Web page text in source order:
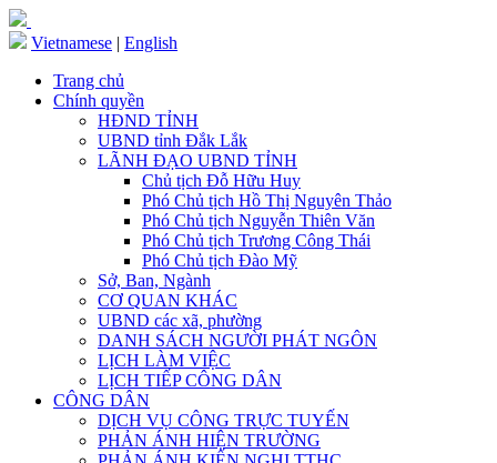
Vietnamese | English
Trang chủ
Chính quyền
HĐND TỈNH
UBND tỉnh Đắk Lắk
LÃNH ĐẠO UBND TỈNH
Chủ tịch Đỗ Hữu Huy
Phó Chủ tịch Hồ Thị Nguyên Thảo
Phó Chủ tịch Nguyễn Thiên Văn
Phó Chủ tịch Trương Công Thái
Phó Chủ tịch Đào Mỹ
Sở, Ban, Ngành
CƠ QUAN KHÁC
UBND các xã, phường
DANH SÁCH NGƯỜI PHÁT NGÔN
LỊCH LÀM VIỆC
LỊCH TIẾP CÔNG DÂN
CÔNG DÂN
DỊCH VỤ CÔNG TRỰC TUYẾN
PHẢN ÁNH HIỆN TRƯỜNG